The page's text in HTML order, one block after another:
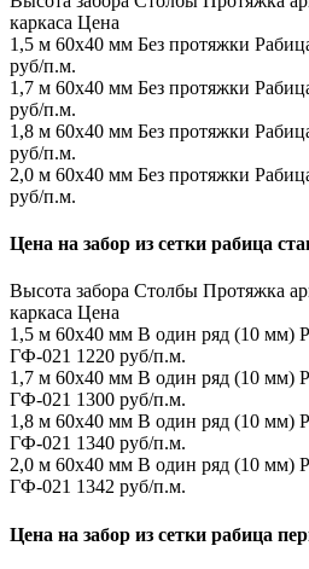
каркаса Цена
1,5 м 60х40 мм Без протяжки
руб/п.м.
1,7 м 60х40 мм Без протяжки
руб/п.м.
1,8 м 60х40 мм Без протяжки
руб/п.м.
2,0 м 60х40 мм Без протяжки
руб/п.м.
Цена на забор из сетки рабица
Высота забора Столбы Протяжка
каркаса Цена
1,5 м 60х40 мм В один ряд (10 мм)
ГФ-021 1220 руб/п.м.
1,7 м 60х40 мм В один ряд (10 мм)
ГФ-021 1300 руб/п.м.
1,8 м 60х40 мм В один ряд (10 мм)
ГФ-021 1340 руб/п.м.
2,0 м 60х40 мм В один ряд (10 мм)
ГФ-021 1342 руб/п.м.
Цена на забор из сетки рабица